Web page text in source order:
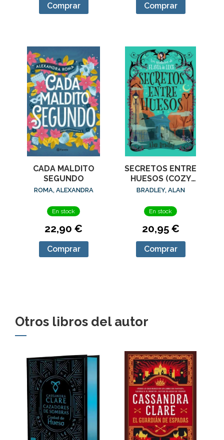
Comprar Comprar
CADA MALDITO
SEGUNDO
ROMA, ALEXANDRA
En stock
22,90 €
Comprar
SECRETOS ENTRE
HUESOS (COZY
MYSTERY JUVENIL)
BRADLEY, ALAN
En stock
20,95 €
Comprar
Otros libros del autor